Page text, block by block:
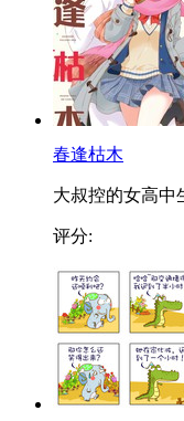
春逢枯木
大叔控的女高中
评分: